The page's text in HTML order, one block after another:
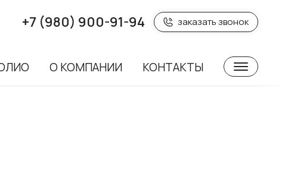
+7 (980) 900-91-94 заказать звонок
О КОМПАНИИ КОНТАКТЫ